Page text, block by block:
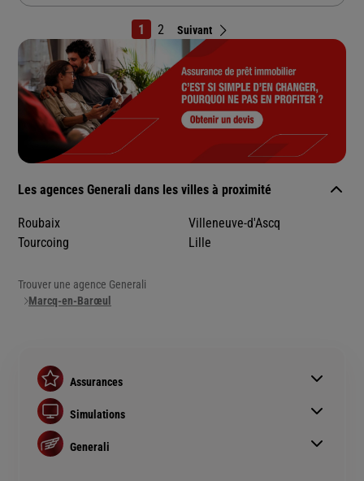
1 2 Suivant
Les agences Generali dans les villes à proximité
Roubaix
Tourcoing
Villeneuve-d'Ascq
Lille
Trouver une agence Generali
Marcq-en-Barœul
Assurances
Assurance auto
Assurance habitation
Assurance prêt immobilier
Complémentaire santé senior
Simulations
Simulation assurance auto
Devis assurance habitation
Generali